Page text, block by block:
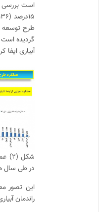
طرح توسعه
آبیاری ایفا
شکل
در طی سال های ۱۳۶۹
این تصور
راندمان